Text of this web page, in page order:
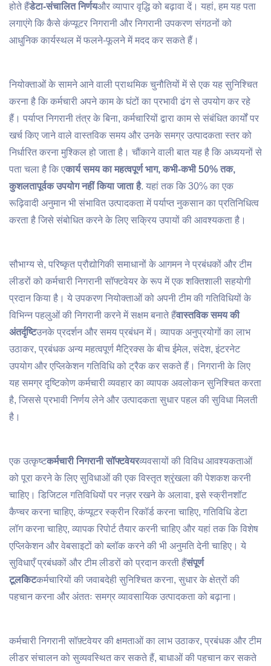
होते हैंडेटा-संचालित निर्णयऔर व्यापार वृद्धि को बढ़ावा दें। यहां, हम यह पता
लगाएंगे कि कैसे कंप्यूटर निगरानी और निगरानी उपकरण संगठनों को
आधुनिक कार्यस्थल में फलने-फूलने में मदद कर सकते हैं।
नियोक्ताओं के सामने आने वाली प्राथमिक चुनौतियों में से एक यह सुनिश्चित
करना है कि कर्मचारी अपने काम के घंटों का प्रभावी ढंग से उपयोग कर रहे
हैं। पर्याप्त निगरानी तंत्र के बिना, कर्मचारियों द्वारा काम से संबंधित कार्यों पर
खर्च किए जाने वाले वास्तविक समय और उनके समग्र उत्पादकता स्तर को
निर्धारित करना मुश्किल हो जाता है। चौंकाने वाली बात यह है कि अध्ययनों से
पता चला है कि एकार्य समय का महत्वपूर्ण भाग, कभी-कभी 50% तक,
कुशलतापूर्वक उपयोग नहीं किया जाता है. यहां तक ​​कि 30% का एक
रूढ़िवादी अनुमान भी संभावित उत्पादकता में पर्याप्त नुकसान का प्रतिनिधित्व
करता है जिसे संबोधित करने के लिए सक्रिय उपायों की आवश्यकता है।
सौभाग्य से, परिष्कृत प्रौद्योगिकी समाधानों के आगमन ने प्रबंधकों और टीम
लीडरों को कर्मचारी निगरानी सॉफ्टवेयर के रूप में एक शक्तिशाली सहयोगी
प्रदान किया है। ये उपकरण नियोक्ताओं को अपनी टीम की गतिविधियों के
विभिन्न पहलुओं की निगरानी करने में सक्षम बनाते हैंवास्तविक समय की
अंतर्दृष्टिउनके प्रदर्शन और समय प्रबंधन में। व्यापक अनुप्रयोगों का लाभ
उठाकर, प्रबंधक अन्य महत्वपूर्ण मैट्रिक्स के बीच ईमेल, संदेश, इंटरनेट
उपयोग और एप्लिकेशन गतिविधि को ट्रैक कर सकते हैं। निगरानी के लिए
यह समग्र दृष्टिकोण कर्मचारी व्यवहार का व्यापक अवलोकन सुनिश्चित करता
है, जिससे प्रभावी निर्णय लेने और उत्पादकता सुधार पहल की सुविधा मिलती
है।
एक उत्कृष्टकर्मचारी निगरानी सॉफ्टवेयरव्यवसायों की विविध आवश्यकताओं
को पूरा करने के लिए सुविधाओं की एक विस्तृत श्रृंखला की पेशकश करनी
चाहिए। डिजिटल गतिविधियों पर नज़र रखने के अलावा, इसे स्क्रीनशॉट
कैप्चर करना चाहिए, कंप्यूटर स्क्रीन रिकॉर्ड करना चाहिए, गतिविधि डेटा
लॉग करना चाहिए, व्यापक रिपोर्ट तैयार करनी चाहिए और यहां तक ​​कि विशेष
एप्लिकेशन और वेबसाइटों को ब्लॉक करने की भी अनुमति देनी चाहिए। ये
सुविधाएँ प्रबंधकों और टीम लीडरों को प्रदान करती हैंसंपूर्ण
टूलकिटकर्मचारियों की जवाबदेही सुनिश्चित करना, सुधार के क्षेत्रों की
पहचान करना और अंततः समग्र व्यावसायिक उत्पादकता को बढ़ाना।
कर्मचारी निगरानी सॉफ़्टवेयर की क्षमताओं का लाभ उठाकर, प्रबंधक और टीम
लीडर संचालन को सुव्यवस्थित कर सकते हैं, बाधाओं की पहचान कर सकते